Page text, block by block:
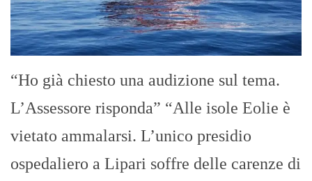
“Ho già chiesto una audizione sul tema.
L’Assessore risponda” “Alle isole Eolie è
vietato ammalarsi. L’unico presidio
ospedaliero a Lipari soffre delle carenze di